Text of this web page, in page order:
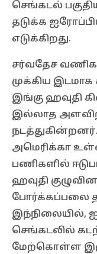
செங்கடல்
தடுக்க
எடுக்கிறது.
சர்வதேச வணிக
முக்கிய இடமாக
இங்கு ஹவுதி
இல்லாத
அமெரிக்கா
பணிகளில்
ஹவுதி
போர்க்கப்பலை
இந்நிலையில்,
செங்கடலில்
மேற்கொள்ள